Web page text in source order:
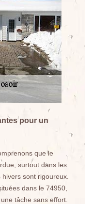
pour un
que le
surtout dans les
sont rigoureux.
dans le 74950,
tâche sans effort.